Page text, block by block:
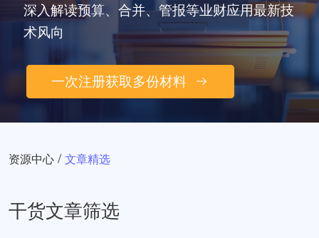
深入解读预算、合并、管报等业财应用最新技
术风向
一次注册获取多份材料
资源中心/ 文章精选
干货文章筛选